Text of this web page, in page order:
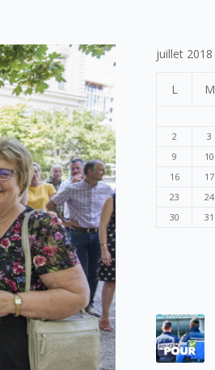
juillet 2018
L M
2
3
9
10
16
17
23
24
30
31